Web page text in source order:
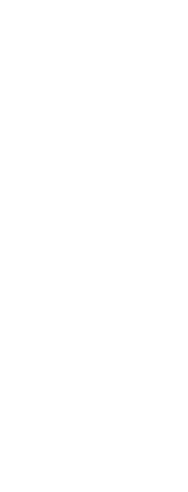
vendeurs et
rigoureux
réduire le prix
la carte
transfrontaliers et
:
ET